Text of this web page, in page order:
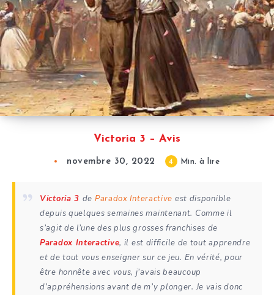
Victoria 3 – Avis
novembre 30, 2022 4 Min. à lire
Victoria 3 de Paradox Interactive est disponible
depuis quelques semaines maintenant. Comme il
s’agit de l’une des plus grosses franchises de
Paradox Interactive, il est difficile de tout apprendre
et de tout vous enseigner sur ce jeu. En vérité, pour
être honnête avec vous, j’avais beaucoup
d’appréhensions avant de m’y plonger. Je vais donc